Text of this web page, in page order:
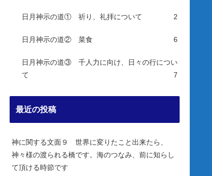
日月神示の道① 祈り、礼拝について 2
日月神示の道② 菜食 6
日月神示の道③ 千人力に向け、日々の行につい
て
7
最近の投稿
神に関する文面９ 世界に変りたこと出来たら、
神々様の渡られる橋です。海のつなみ、前に知らし
て頂ける時節です